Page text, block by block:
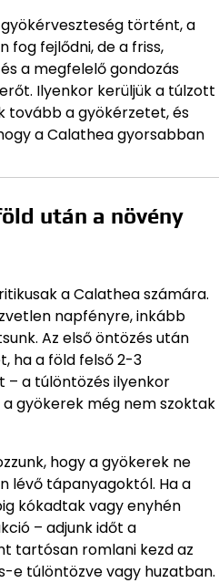
történt, a
fog fejlődni, de a friss,
a megfelelő gondozás
Ilyenkor kerüljük a túlzott
tovább a gyökérzetet, és
a Calathea gyorsabban
után a növény
a Calathea számára.
napfényre, inkább
Az első öntözés után
ha a föld felső 2-3
a túlöntözés ilyenkor
gyökerek még nem szoktak
hogy a gyökerek ne
lévő tápanyagoktól. Ha a
kókadtak vagy enyhén
– adjunk időt a
tartósan romlani kezd az
e túlöntözve vagy huzatban.